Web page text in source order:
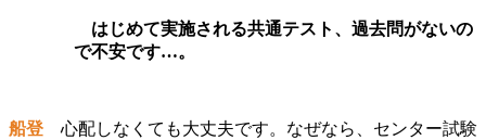
はじめて実施される共通テスト、過去問がないの
で不安です…。
船登 心配しなくても大丈夫です。なぜなら、 センター試験